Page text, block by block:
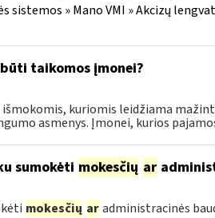
sistemos » Mano VMI » Akcizų
taikomos įmonei?
kuriomis leidžiama
asmenys. Įmonei, kurios
sumokėti mokesčių ar
mokesčių ar administracinės